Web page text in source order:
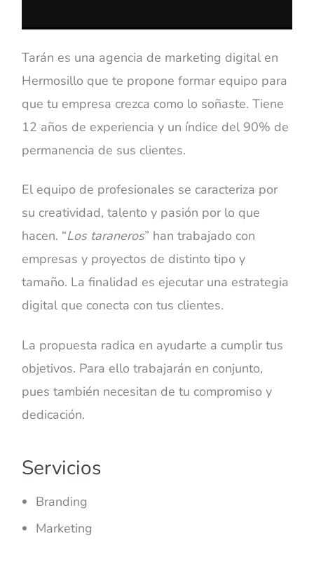
Tarán es una agencia de marketing digital en
Hermosillo que te propone formar equipo para
que tu empresa crezca como lo soñaste. Tiene
12 años de experiencia y un índice del 90% de
permanencia de sus clientes.
El equipo de profesionales se caracteriza por
su creatividad, talento y pasión por lo que
hacen. “Los taraneros” han trabajado con
empresas y proyectos de distinto tipo y
tamaño. La finalidad es ejecutar una estrategia
digital que conecta con tus clientes.
La propuesta radica en ayudarte a cumplir tus
objetivos. Para ello trabajarán en conjunto,
pues también necesitan de tu compromiso y
dedicación.
Servicios
Branding
Marketing